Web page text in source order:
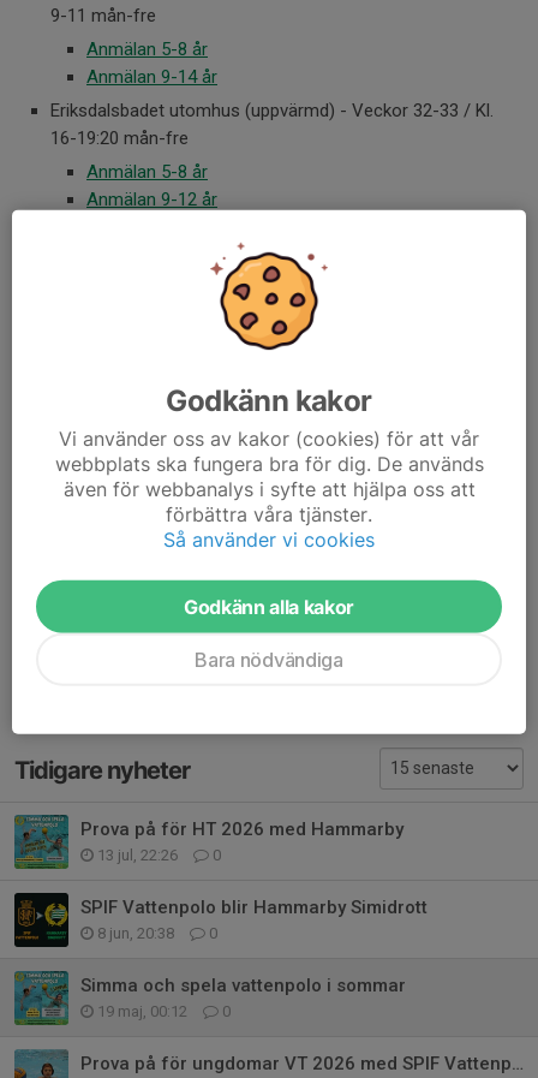
9-11 mån-fre
Anmälan 5-8 år
Anmälan 9-14 år
Eriksdalsbadet utomhus (uppvärmd) - Veckor 32-33 / Kl.
16-19:20 mån-fre
Anmälan 5-8 år
Anmälan 9-12 år
Platserna är begränsade så se till att anmäla dig redan idag. Vi
ser fram emot att träffa dig och ditt barn!
Vill du har mer information? Kontakta ossför detaljerad
information.
Kommentarer
Tidigare nyheter
Prova på för HT 2026 med Hammarby
13 jul, 22:26 0
SPIF Vattenpolo blir Hammarby Simidrott
8 jun, 20:38 0
Simma och spela vattenpolo i sommar
19 maj, 00:12 0
Prova på för ungdomar VT 2026 med SPIF Vattenpolo
Godkänn kakor
Vi använder oss av kakor (cookies) för att vår
webbplats ska fungera bra för dig. De används
även för webbanalys i syfte att hjälpa oss att
förbättra våra tjänster.
Så använder vi cookies
Godkänn alla kakor
Bara nödvändiga